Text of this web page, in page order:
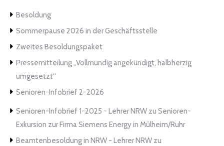
Besoldung
Sommerpause 2026 in der Geschäftsstelle
Zweites Besoldungspaket
Pressemitteilung „Vollmundig angekündigt, halbherzig
umgesetzt“
Senioren-Infobrief 2-2026
Senioren-Infobrief 1-2025 - Lehrer NRW zu Senioren-
Exkursion zur Firma Siemens Energy in Mülheim/Ruhr
Beamtenbesoldung in NRW - Lehrer NRW zu